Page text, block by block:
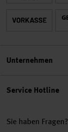
Service Hotline
Sie haben Fragen?
Unternehmen